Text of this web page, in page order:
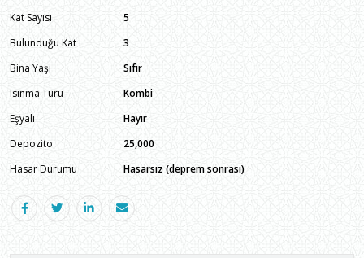
Kat Sayısı
5
Bulunduğu Kat
3
Bina Yaşı
Sıfır
Isınma Türü
Kombi
Eşyalı
Hayır
Depozito
25,000
Hasar Durumu
Hasarsız (deprem sonrası)